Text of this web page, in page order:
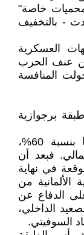
خاصة"
- بالتخفيف
العسكرية
عنف الحرب
المنافسة
برجوازية
أصبحت ألمانيا، التي انخفضت صادراتها بنسبة 60%،
فبعد أن
في نهاية
الألمانية من
الدفاع عن
الداخلي،
السوفيتي.